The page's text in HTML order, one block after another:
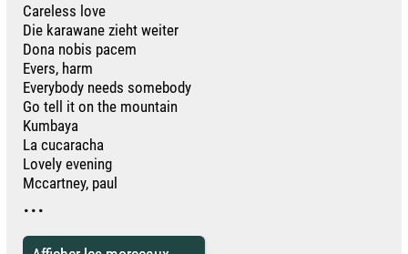
Careless love
Die karawane zieht weiter
Dona nobis pacem
Evers, harm
Everybody needs somebody
Go tell it on the mountain
Kumbaya
La cucaracha
Lovely evening
Mccartney, paul
...